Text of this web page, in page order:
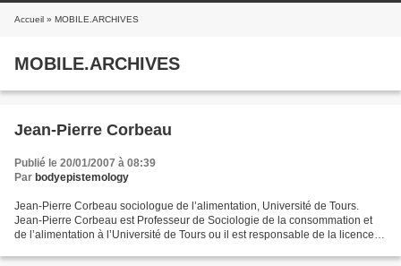
Accueil » MOBILE.ARCHIVES
MOBILE.ARCHIVES
Jean-Pierre Corbeau
Publié le 20/01/2007 à 08:39
Par bodyepistemology
Jean-Pierre Corbeau sociologue de l’alimentation, Université de Tours.
Jean-Pierre Corbeau est Professeur de Sociologie de la consommation et
de l’alimentation à l’Université de Tours ou il est responsable de la licence